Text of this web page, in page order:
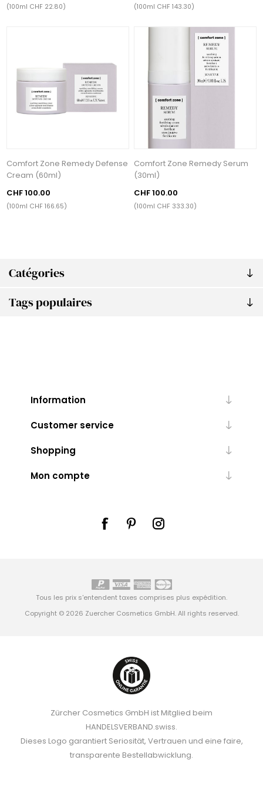
Catégories
Tags populaires
(100ml CHF 22.80) (100ml CHF 143.30)
Comfort Zone Remedy Defense
Cream (60ml)
CHF 100.00
(100ml CHF 166.65)
Comfort Zone Remedy Serum
(30ml)
CHF 100.00
(100ml CHF 333.30)
Information
Customer service
Shopping
Mon compte
Tous les prix s'entendent taxes comprises plus expédition.
Copyright © 2026 Zuercher Cosmetics GmbH. All rights reserved.
Zürcher Cosmetics GmbH ist Mitglied beim
HANDELSVERBAND.swiss.
Dieses Logo garantiert Seriosität, Vertrauen und eine faire,
transparente Bestellabwicklung.